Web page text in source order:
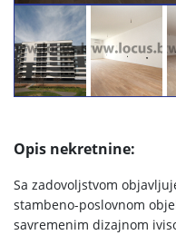
Opis nekretnine:
Sa zadovoljstvom
stambeno-poslovnom
savremenim dizajnom